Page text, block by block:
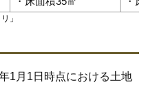
」
1月1日時点における土地